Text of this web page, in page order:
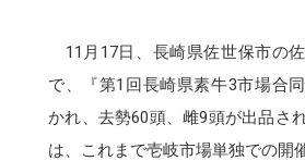
11月17日、長崎県佐世保市の
で、『第1回長崎県素牛3市場合
かれ、去勢60頭、雌9頭が出品さ
は、これまで壱岐市場単独での開